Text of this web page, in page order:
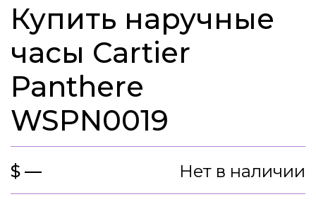
Купить наручные
часы Cartier
Panthere
WSPN0019
$ — Нет в наличии